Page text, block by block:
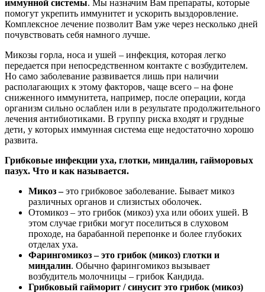
иммунной системы. Мы назначим Вам препараты, которые
помогут укрепить иммунитет и ускорить выздоровление.
Комплексное лечение позволит Вам уже через несколько дней
почувствовать себя намного лучше.
Микозы горла, носа и ушей – инфекция, которая легко
передается при непосредственном контакте с возбудителем.
Но само заболевание развивается лишь при наличии
располагающих к этому факторов, чаще всего – на фоне
сниженного иммунитета, например, после операции, когда
организм сильно ослаблен или в результате продолжительного
лечения антибиотиками. В группу риска входят и грудные
дети, у которых иммунная система еще недостаточно хорошо
развита.
Грибковые инфекции уха, глотки, миндалин, гайморовых
пазух. Что и как называется.
Микоз –это грибковое заболевание. Бывает микоз
различных органов и слизистых оболочек.
Отомикоз – это грибок (микоз) уха или обоих ушей. В
этом случае грибки могут поселиться в слуховом
проходе, на барабанной перепонке и более глубоких
отделах уха.
Фарингомикоз – это грибок (микоз) глотки и
миндалин. Обычно фарингомикоз вызывает
возбудитель молочницы – грибок Кандида.
Грибковый гайморит / синусит это грибок (микоз)